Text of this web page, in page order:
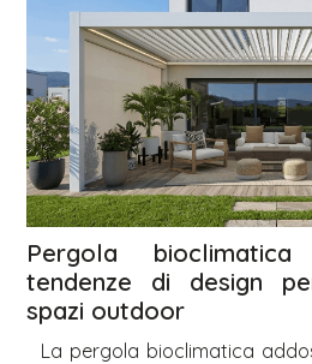
Pergola
tendenze di design
spazi outdoor
La pergola bioclimatica